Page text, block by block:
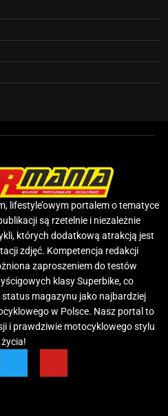
lifestyle’owym portalem o tematyce
są rzetelnie i niezależnie
których dodatkową atrakcją jest
zdjęć. Kompetencja redakcji
zaproszeniem do testów
klasy Superbike, co
status magazynu jako najbardziej
w Polsce. Nasz portal to
i prawdziwie motocyklowego stylu
życia!